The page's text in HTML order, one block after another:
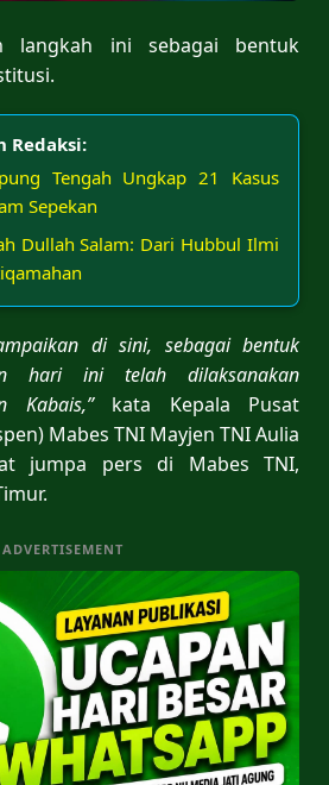
langkah ini sebagai bentuk
Redaksi:
Tengah Ungkap 21 Kasus
Sepekan
Dullah Salam: Dari Hubbul Ilmi
di sini, sebagai bentuk
hari ini telah dilaksanakan
Kabais,”kata Kepala Pusat
Mabes TNI Mayjen TNI Aulia
jumpa pers di Mabes TNI,
ADVERTISEMENT